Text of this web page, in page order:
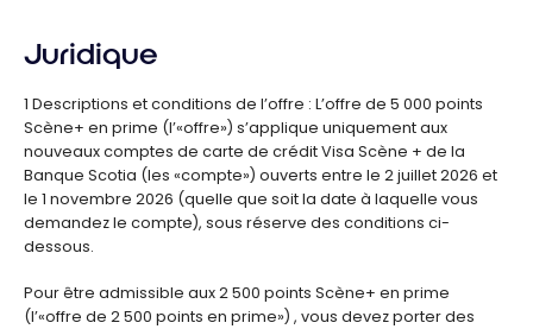
Juridique
1 Descriptions et conditions de l’offre : L’offre de 5 000 points
Scène+ en prime (l’«offre») s’applique uniquement aux
nouveaux comptes de carte de crédit Visa Scène + de la
Banque Scotia (les «compte») ouverts entre le 2 juillet 2026 et
le 1 novembre 2026 (quelle que soit la date à laquelle vous
demandez le compte), sous réserve des conditions ci-
dessous.
Pour être admissible aux 2 500 points Scène+ en prime
(l’«offre de 2 500 points en prime») , vous devez porter des